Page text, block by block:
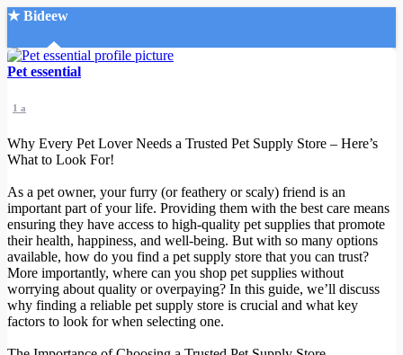
★ Bideew
Accueil
Recherche Avancée
Mon compte
Connexion
Créer un compte
Mode nuit
Pet essential
1 a
Why Every Pet Lover Needs a Trusted Pet Supply Store – Here’s
What to Look For!
As a pet owner, your furry (or feathery or scaly) friend is an
important part of your life. Providing them with the best care means
ensuring they have access to high-quality pet supplies that promote
their health, happiness, and well-being. But with so many options
available, how do you find a pet supply store that you can trust?
More importantly, where can you shop pet supplies without
worrying about quality or overpaying? In this guide, we’ll discuss
why finding a reliable pet supply store is crucial and what key
factors to look for when selecting one.